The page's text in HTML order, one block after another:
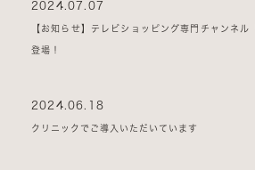
2024.07.07
【お知らせ】テレビショッピング専門チャンネル
登場！
2024.06.18
クリニックでご導入いただいています